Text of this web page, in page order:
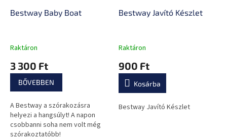
Bestway Baby Boat
Raktáron
3 300 Ft
BŐVEBBEN
A Bestway a szórakozásra
helyezi a hangsúlyt! A napon
csobbanni soha nem volt még
szórakoztatóbb!
Bestway Javító Készlet
Raktáron
900 Ft
Kosárba
Bestway Javító Készlet